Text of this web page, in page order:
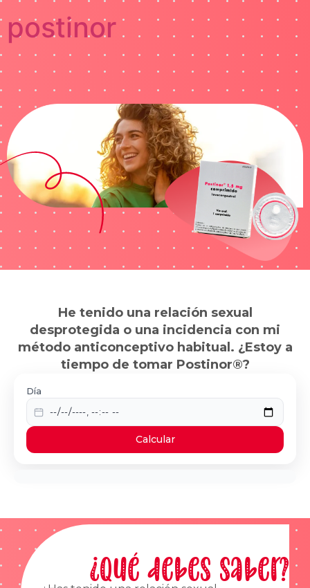
postinor
He tenido una relación sexual
desprotegida o una incidencia con mi
método anticonceptivo habitual. ¿Estoy a
tiempo de tomar Postinor®?
Día
Calcular
¿Qué debes saber?